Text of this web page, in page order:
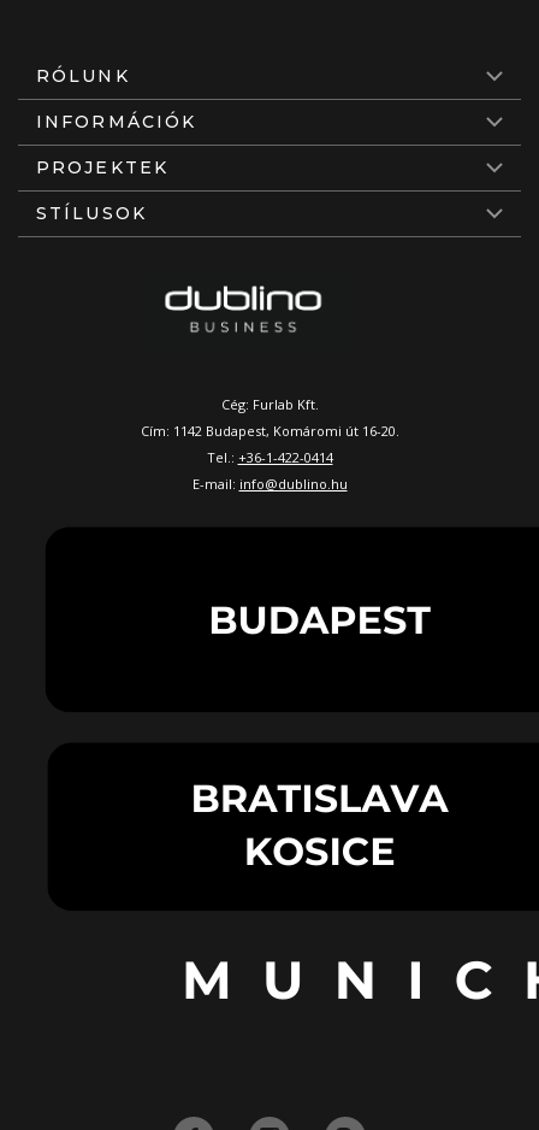
RÓLUNK
INFORMÁCIÓK
PROJEKTEK
STÍLUSOK
Cég: Furlab Kft.
Cím: 1142 Budapest, Komáromi út 16-20.
Tel.: +36-1-422-0414
E-mail: info@dublino.hu